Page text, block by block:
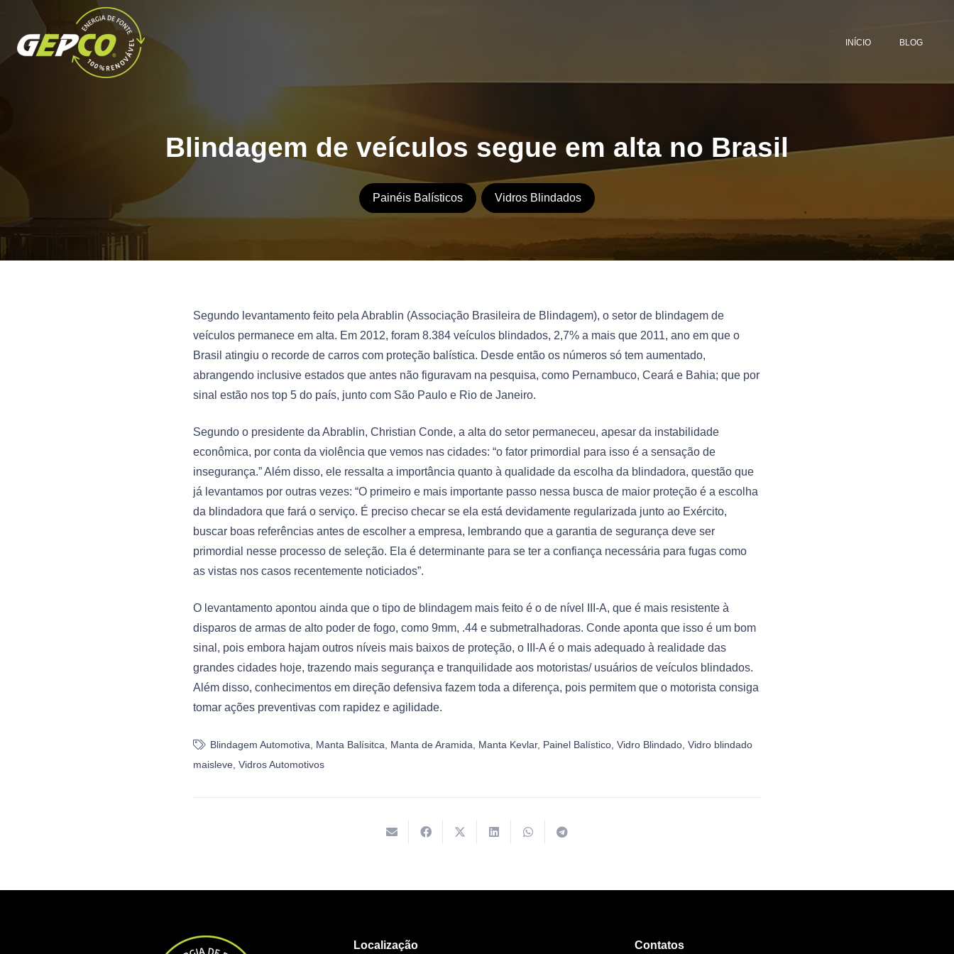
INÍCIO BLOG
Blindagem de veículos segue em alta no Brasil
Painéis Balísticos Vidros Blindados
Segundo levantamento feito pela Abrablin (Associação Brasileira de Blindagem), o setor de blindagem de
veículos permanece em alta. Em 2012, foram 8.384 veículos blindados, 2,7% a mais que 2011, ano em que o
Brasil atingiu o recorde de carros com proteção balística. Desde então os números só tem aumentado,
abrangendo inclusive estados que antes não figuravam na pesquisa, como Pernambuco, Ceará e Bahia; que por
sinal estão nos top 5 do país, junto com São Paulo e Rio de Janeiro.
Segundo o presidente da Abrablin, Christian Conde, a alta do setor permaneceu, apesar da instabilidade
econômica, por conta da violência que vemos nas cidades: “o fator primordial para isso é a sensação de
insegurança.” Além disso, ele ressalta a importância quanto à qualidade da escolha da blindadora, questão que
já levantamos por outras vezes: “O primeiro e mais importante passo nessa busca de maior proteção é a escolha
da blindadora que fará o serviço. É preciso checar se ela está devidamente regularizada junto ao Exército,
buscar boas referências antes de escolher a empresa, lembrando que a garantia de segurança deve ser
primordial nesse processo de seleção. Ela é determinante para se ter a confiança necessária para fugas como
as vistas nos casos recentemente noticiados”.
O levantamento apontou ainda que o tipo de blindagem mais feito é o de nível III-A, que é mais resistente à
disparos de armas de alto poder de fogo, como 9mm, .44 e submetralhadoras. Conde aponta que isso é um bom
sinal, pois embora hajam outros níveis mais baixos de proteção, o III-A é o mais adequado à realidade das
grandes cidades hoje, trazendo mais segurança e tranquilidade aos motoristas/ usuários de veículos blindados.
Além disso, conhecimentos em direção defensiva fazem toda a diferença, pois permitem que o motorista consiga
tomar ações preventivas com rapidez e agilidade.
Blindagem Automotiva Manta Balísitca Manta de Aramida Manta Kevlar, Painel Balístico, Vidro Blindado, Vidro blindado
maisleve Vidros Automotivos
Localização Contatos